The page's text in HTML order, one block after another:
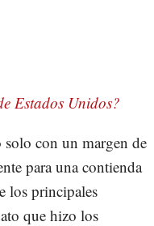
Estados Unidos?
con un margen de
para una contienda
los principales
que hizo los